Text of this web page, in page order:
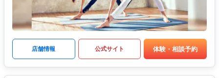
店舗情報 公式サイト 体験・相談予約